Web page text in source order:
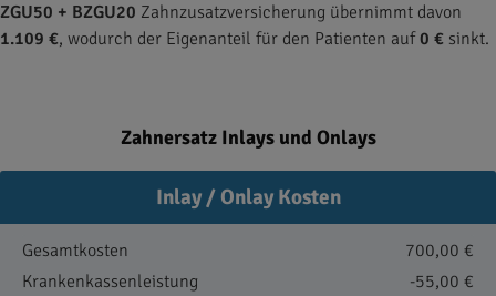
ZGU50 + BZGU20 Zahnzusatzversicherung übernimmt davon
1.109 €, wodurch der Eigenanteil für den Patienten auf0 € sinkt.
Zahnersatz Inlays und Onlays
Inlay / Onlay Kosten
Gesamtkosten
700,00 €
Krankenkassenleistung
-55,00 €